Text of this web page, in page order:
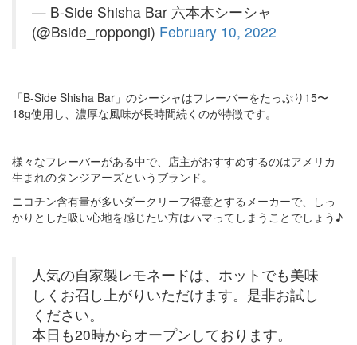
— B-Side Shisha Bar 六本木シーシャ
(@Bside_roppongi) February 10, 2022
「B-Side Shisha Bar」のシーシャはフレーバーをたっぷり15〜
18g使用し、濃厚な風味が長時間続くのが特徴です。
様々なフレーバーがある中で、店主がおすすめするのはアメリカ
生まれのタンジアーズというブランド。
ニコチン含有量が多いダークリーフ得意とするメーカーで、しっ
かりとした吸い心地を感じたい方はハマってしまうことでしょう♪
人気の自家製レモネードは、ホットでも美味
しくお召し上がりいただけます。是非お試し
ください。
本日も20時からオープンしております。